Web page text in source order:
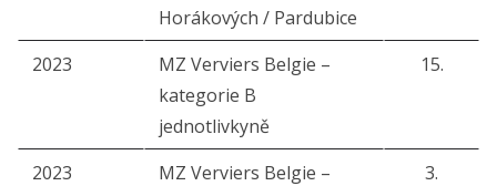
Horákových / Pardubice
2023
MZ Verviers Belgie –
kategorie B
jednotlivkyně
15.
2023
MZ Verviers Belgie –
3.